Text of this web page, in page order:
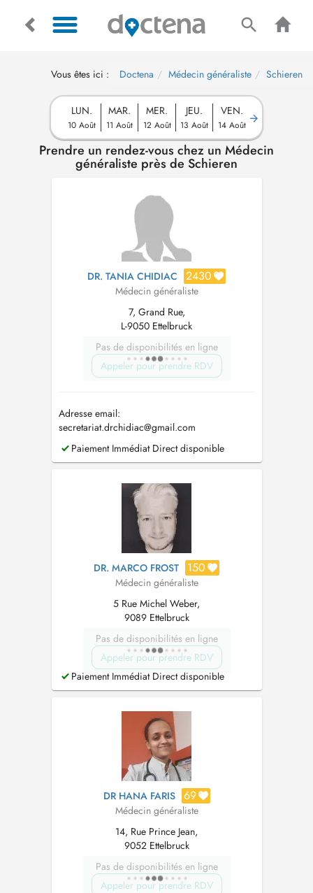
Vous êtes ici : Doctena Médecin généraliste Schieren
LUN.
10 Août
MAR.
11 Août
MER.
12 Août
JEU.
13 Août
VEN.
14 Août
Prendre un rendez-vous chez un Médecin
généraliste près de Schieren
DR. TANIA CHIDIAC 2430
Médecin généraliste
7, Grand Rue,
L-9050 Ettelbruck
Pas de disponibilités en ligne
Appeler pour prendre RDV
Adresse email:
secretariat.drchidiac@gmail.com
Paiement Immédiat Direct disponible
DR. MARCO FROST 150
Médecin généraliste
5 Rue Michel Weber,
9089 Ettelbruck
Pas de disponibilités en ligne
Appeler pour prendre RDV
Paiement Immédiat Direct disponible
DR HANA FARIS 69
Médecin généraliste
14, Rue Prince Jean,
9052 Ettelbruck
Pas de disponibilités en ligne
Appeler pour prendre RDV